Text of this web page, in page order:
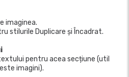
imaginea.
stilurile Duplicare și Încadrat.
pentru acea secțiune (util
imagini).